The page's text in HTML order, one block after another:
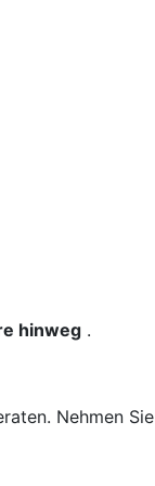
hinweg .
Nehmen Sie